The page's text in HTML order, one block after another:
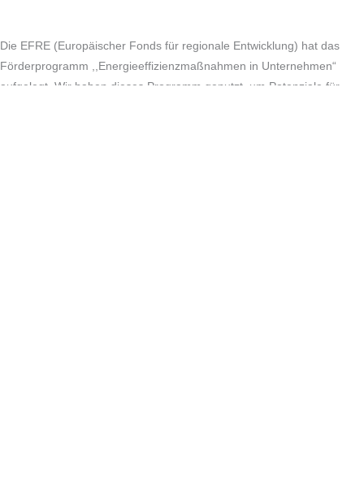
Die EFRE (Europäischer Fonds für regionale Entwicklung) hat das
Förderprogramm ,,Energieeffizienzmaßnahmen in Unternehmen“
aufgelegt. Wir haben dieses Programm genutzt, um Potenziale für